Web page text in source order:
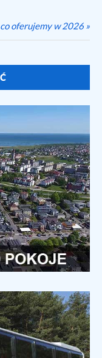
oferujemy w 2026 »